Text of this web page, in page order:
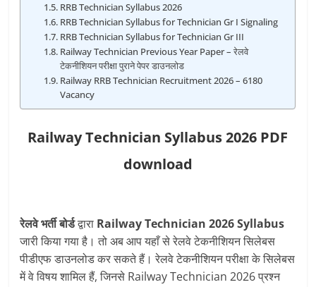
RRB Technician Syllabus 2026
RRB Technician Syllabus for Technician Gr I Signaling
RRB Technician Syllabus for Technician Gr III
Railway Technician Previous Year Paper – रेलवे
टेकनीशियन परीक्षा पुराने पेपर डाउनलोड
Railway RRB Technician Recruitment 2026 – 6180
Vacancy
Railway Technician Syllabus 2026 PDF
download
रेलवे भर्ती बोर्डद्वारा Railway Technician 2026 Syllabus
जारी किया गया है। तो अब आप यहाँ से रेलवे टेकनीशियन सिलेबस
पीडीएफ डाउनलोड कर सकते हैं। रेलवे टेकनीशियन परीक्षा के सिलेबस
में वे विषय शामिल हैं, जिनसे Railway Technician 2026 प्रश्न